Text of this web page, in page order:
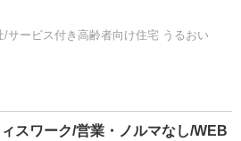
サービス付き高齢者向け住宅 うるおい
スワーク/営業・ノルマなし/WEB